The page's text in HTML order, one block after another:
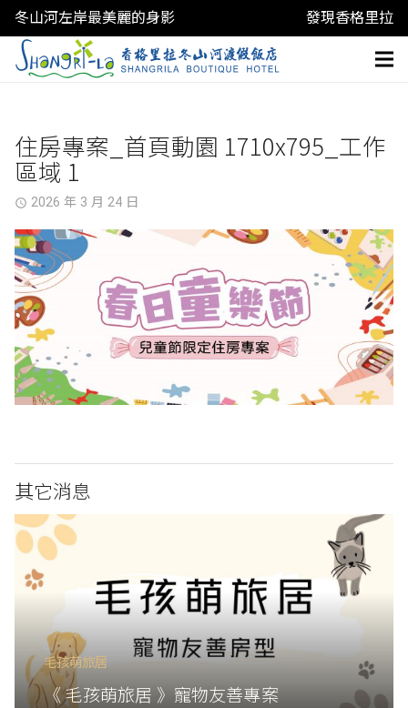
冬山河左岸最美麗的身影 發現香格里拉
住房專案_首頁動園 1710x795_工作
區域 1
access_time 2026 年 3 月 24 日
其它消息
毛孩萌旅居
《 毛孩萌旅居 》寵物友善專案